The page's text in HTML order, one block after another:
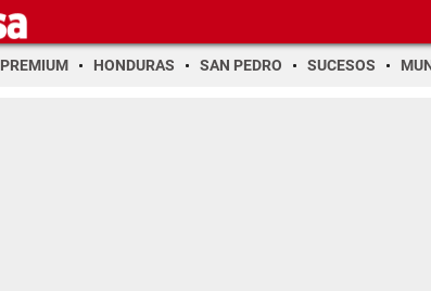
PREMIUM HONDURAS SAN PEDRO SUCESOS